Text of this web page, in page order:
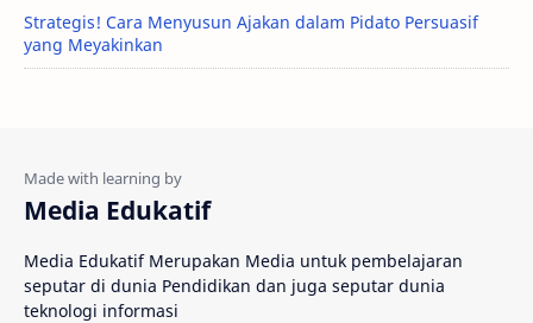
Strategis! Cara Menyusun Ajakan dalam Pidato Persuasif
yang Meyakinkan
Media Edukatif
Media Edukatif Merupakan Media untuk pembelajaran
seputar di dunia Pendidikan dan juga seputar dunia
teknologi informasi